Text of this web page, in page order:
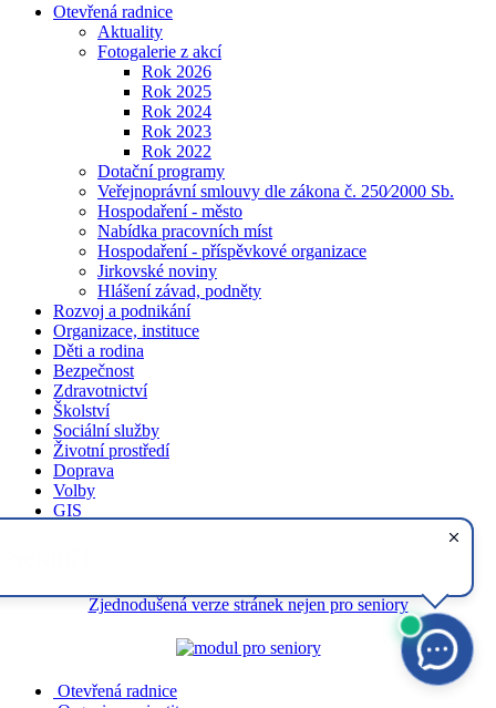
Otevřená radnice
Aktuality
Fotogalerie z akcí
Rok 2026
Rok 2025
Rok 2024
Rok 2023
Rok 2022
Dotační programy
Veřejnoprávní smlouvy dle zákona č. 250⁄2000 Sb.
Hospodaření - město
Nabídka pracovních míst
Hospodaření - příspěvkové organizace
Jirkovské noviny
Hlášení závad, podněty
Rozvoj a podnikání
Organizace, instituce
Děti a rodina
Bezpečnost
Zdravotnictví
Školství
Sociální služby
Životní prostředí
Doprava
Volby
GIS
Zjednodušená verze stránek nejen pro seniory
Otevřená radnice